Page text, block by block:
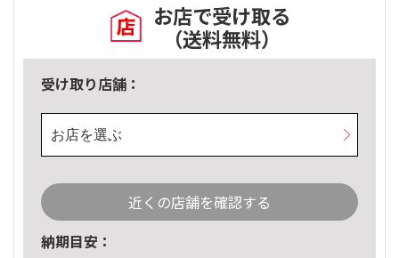
お店で受け取る
（送料無料）
受け取り店舗：
お店を選ぶ
近くの店舗を確認する
納期目安：